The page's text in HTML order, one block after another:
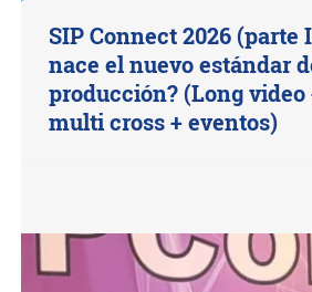
SIP Connect 2026 (parte
nace el nuevo estándar
producción? (Long video
multi cross + eventos)